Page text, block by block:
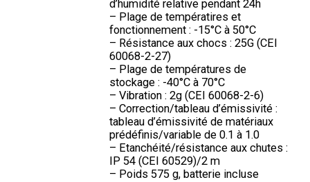
d’humidité relative pendant 24h
– Plage de températires et
fonctionnement : -15°C à 50°C
– Résistance aux chocs : 25G (CEI
60068-2-27)
– Plage de températures de
stockage : -40°C à 70°C
– Vibration : 2g (CEI 60068-2-6)
– Correction/tableau d’émissivité :
tableau d’émissivité de matériaux
prédéfinis/variable de 0.1 à 1.0
– Etanchéité/résistance aux chutes :
IP 54 (CEI 60529)/2 m
– Poids 575 g, batterie incluse